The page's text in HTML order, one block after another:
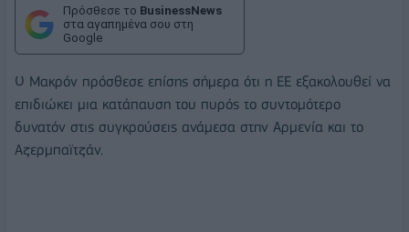
Πρόσθεσε το BusinessNews
στα αγαπημένα σου στη
Google
Ο Μακρόν πρόσθεσε επίσης σήμερα ότι η ΕΕ εξακολουθεί να
επιδιώκει μια κατάπαυση του πυρός το συντομότερο
δυνατόν στις συγκρούσεις ανάμεσα στην Αρμενία και το
Αζερμπαϊτζάν.